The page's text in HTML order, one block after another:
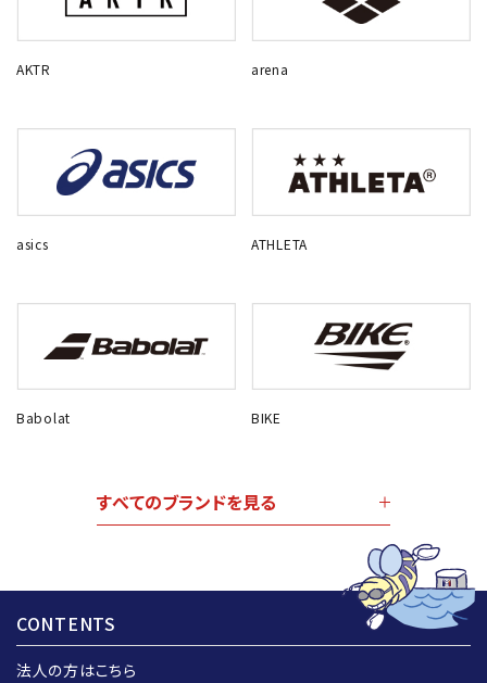
AKTR arena
asics ATHLETA
Babolat BIKE
すべてのブランドを見る
CONTENTS
法人の方はこちら